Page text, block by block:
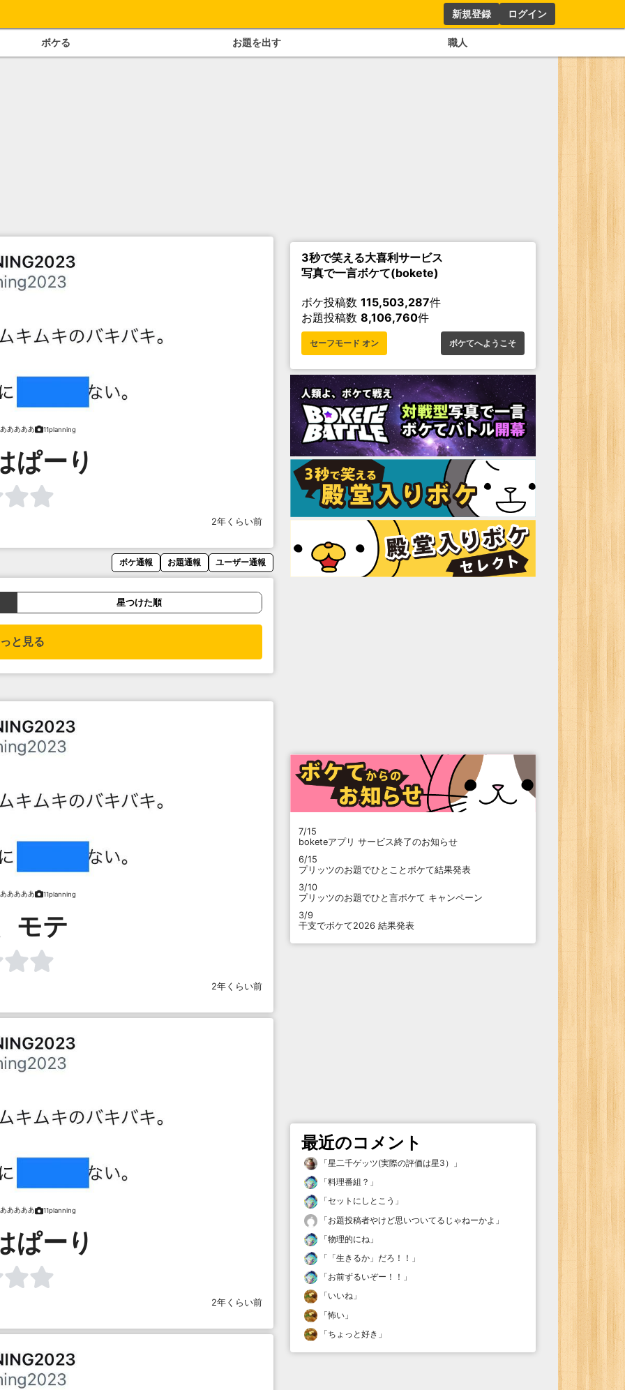
新規登録 ログイン
ボケる お題を出す 職人
あああああ 11planning
ぱーり
2年くらい前
ボケ通報 お題通報 ユーザー通報
星つけた順
と見る
あああああ 11planning
モテ
2年くらい前
あああああ 11planning
ぱーり
2年くらい前
3秒で笑える大喜利サービス
写真で一言ボケて(bokete)
ボケ投稿数 115,503,287件
お題投稿数 8,106,760件
セーフモード オン ボケてへようこそ
7/15
boketeアプリ サービス終了のお知らせ
6/15
プリッツのお題でひとことボケて結果発表
3/10
プリッツのお題でひと言ボケて キャンペーン
3/9
干支でボケて2026 結果発表
最近のコメント
「星二千ゲッツ(実際の評価は星3）
」
「料理番組？ 」
「セットにしとこう 」
「お題投稿者やけど思いついてるじゃねーかよ 」
「物理的にね 」
「 「生きるか」だろ！！ 」
「お前ずるいぞー！！ 」
「いいね 」
「怖い 」
「ちょっと好き 」